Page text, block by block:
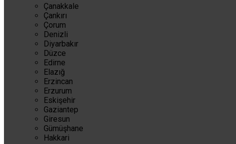
Çanakkale
Çankırı
Çorum
Denizli
Diyarbakır
Düzce
Edirne
Elazığ
Erzincan
Erzurum
Eskişehir
Gaziantep
Giresun
Gümüşhane
Hakkari